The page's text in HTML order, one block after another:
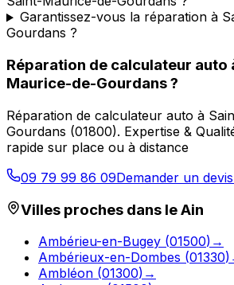
Garantissez-vous la réparation à
Gourdans ?
Réparation de calculateur auto
Maurice-de-Gourdans?
Réparation de calculateur auto à
Gourdans (01800). Expertise &
rapide sur place ou à distance
09 79 99 86 09Demander un
Villes proches dans leAin
Ambérieu-en-Bugey (01500) →
Ambérieux-en-Dombes (01330)
Ambléon (01300) →